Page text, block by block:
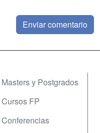
Masters y Postgrados
Cursos FP
Conferencias